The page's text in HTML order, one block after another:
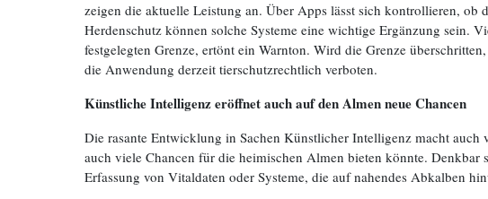
zeigen die aktuelle Leistung an. Über Apps lässt sich kontrollieren, ob
Herdenschutz können solche Systeme eine wichtige Ergänzung sein.
festgelegten Grenze, ertönt ein Warnton. Wird die Grenze
die Anwendung derzeit tierschutzrechtlich verboten.
Künstliche Intelligenz eröffnet auch auf den Almen neue Chancen
Die rasante Entwicklung in Sachen Künstlicher Intelligenz macht
auch viele Chancen für die heimischen Almen bieten könnte.
Erfassung von Vitaldaten oder Systeme, die auf nahendes Abkalben